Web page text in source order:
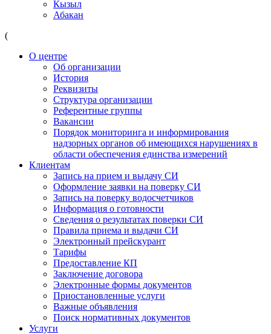
Кызыл
Абакан
(
О центре
Об организации
История
Реквизиты
Структура организации
Референтные группы
Вакансии
Порядок мониторинга и информирования
надзорных органов об имеющихся нарушениях в
области обеспечения единства измерений
Клиентам
Запись на прием и выдачу СИ
Оформление заявки на поверку СИ
Запись на поверку водосчетчиков
Информация о готовности
Сведения о результатах поверки СИ
Правила приема и выдачи СИ
Электронный прейскурант
Тарифы
Предоставление КП
Заключение договора
Электронные формы документов
Приостановленные услуги
Важные объявления
Поиск нормативных документов
Услуги